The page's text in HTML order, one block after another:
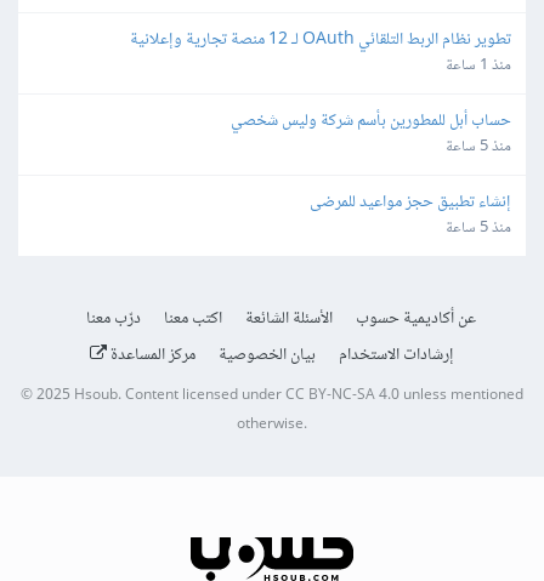
تطوير نظام الربط التلقائي OAuth لـ 12 منصة تجارية وإعلانية
منذ 1 ساعة
حساب أبل للمطورين بأسم شركة وليس شخصي
منذ 5 ساعة
إنشاء تطبيق حجز مواعيد للمرضى
منذ 5 ساعة
عن أكاديمية حسوب الأسئلة الشائعة اكتب معنا
درّب معنا
إرشادات الاستخدام
بيان الخصوصية مركز المساعدة
© 2025 Hsoub.Content licensed underCC BY-NC-SA 4.0unless mentioned
otherwise.